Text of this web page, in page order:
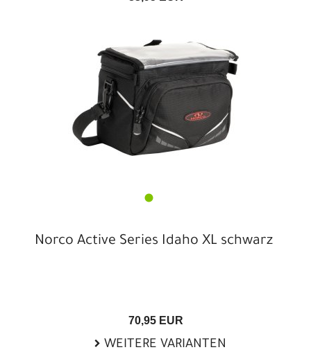
Norco Active Series Idaho XL schwarz
70,95 EUR
WEITERE VARIANTEN